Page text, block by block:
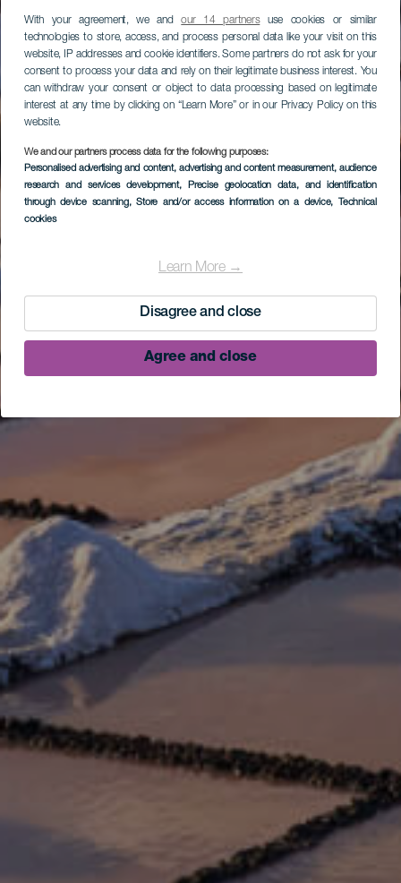
With your agreement, we andour 14 partnersuse cookies or similar
technologies to store, access, and process personal data like your visit on this
website, IP addresses and cookie identifiers. Some partners do not ask for your
consent to process your data and rely on their legitimate business interest. You
can withdraw your consent or object to data processing based on legitimate
interest at any time by clicking on “Learn More” or in our Privacy Policy on this
website.
We and our partners process data for the following purposes:
Personalised advertising and content, advertising and content measurement, audience
research and services development, Precise geolocation data, and identification
through device scanning, Store and/or access information on a device, Technical
cookies
Learn More →
Disagree and close
Agree and close